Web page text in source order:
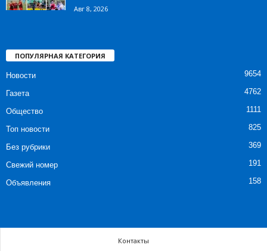
Авг 8, 2026
ПОПУЛЯРНАЯ КАТЕГОРИЯ
Новости 9654
Газета 4762
Общество 1111
Топ новости 825
Без рубрики 369
Свежий номер 191
Объявления 158
Контакты